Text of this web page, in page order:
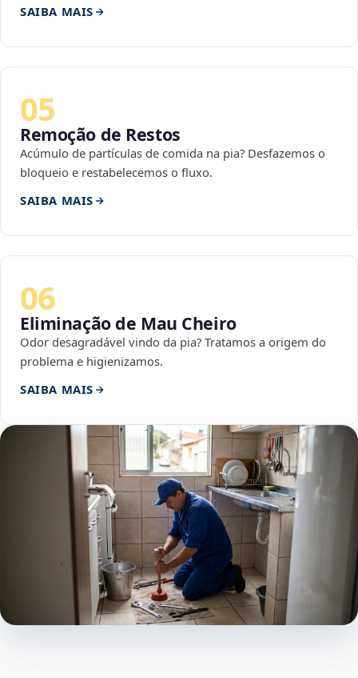
SAIBA MAIS
05
Remoção de Restos
Acúmulo de partículas de comida na pia? Desfazemos o
bloqueio e restabelecemos o fluxo.
SAIBA MAIS
06
Eliminação de Mau Cheiro
Odor desagradável vindo da pia? Tratamos a origem do
problema e higienizamos.
SAIBA MAIS